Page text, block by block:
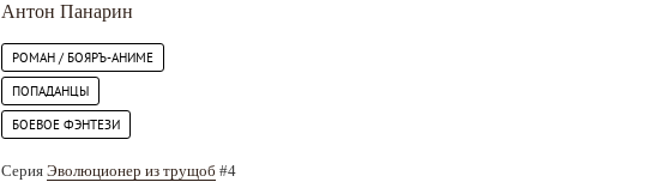
Антон Панарин
РОМАН / БОЯРЪ-АНИМЕ
ПОПАДАНЦЫ
БОЕВОЕ ФЭНТЕЗИ
Серия Эволюционер из трущоб #4